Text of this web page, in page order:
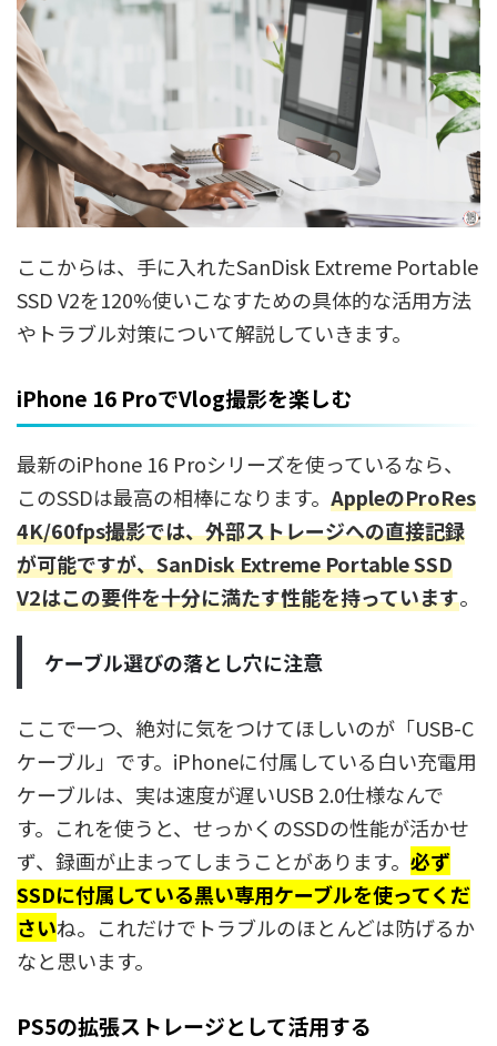
ここからは、手に入れたSanDisk Extreme Portable
SSD V2を120%使いこなすための具体的な活用方法
やトラブル対策について解説していきます。
iPhone 16 ProでVlog撮影を楽しむ
最新のiPhone 16 Proシリーズを使っているなら、
このSSDは最高の相棒になります。 AppleのProRes
4K/60fps撮影では、外部ストレージへの直接記録
が可能ですが、SanDisk Extreme Portable SSD
V2はこの要件を十分に満たす性能を持っています。
ケーブル選びの落とし穴に注意
ここで一つ、絶対に気をつけてほしいのが「USB-C
ケーブル」です。iPhoneに付属している白い充電用
ケーブルは、実は速度が遅いUSB 2.0仕様なんで
す。これを使うと、せっかくのSSDの性能が活かせ
ず、録画が止まってしまうことがあります。 必ず
SSDに付属している黒い専用ケーブルを使ってくだ
さいね。これだけでトラブルのほとんどは防げるか
なと思います。
PS5の拡張ストレージとして活用する